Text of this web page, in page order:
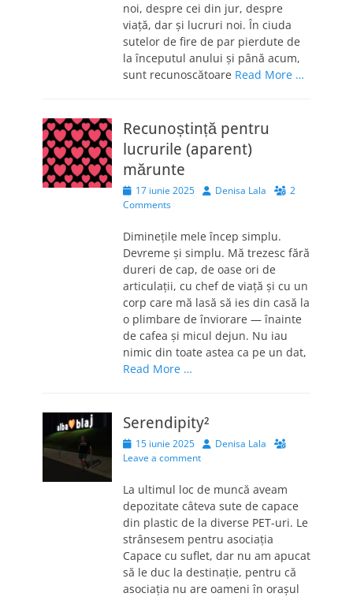
noi, despre cei din jur, despre
viață, dar și lucruri noi. În ciuda
sutelor de fire de par pierdute de
la începutul anului și până acum,
sunt recunoscătoare Read More …
Recunoștință pentru
lucrurile (aparent)
mărunte
Posted
on
17 iunie 2025 AuthorDenisa Lala
2
Comments
Diminețile mele încep simplu.
Devreme și simplu. Mă trezesc fără
dureri de cap, de oase ori de
articulații, cu chef de viață și cu un
corp care mă lasă să ies din casă la
o plimbare de înviorare — înainte
de cafea și micul dejun. Nu iau
nimic din toate astea ca pe un dat,
Read More …
Serendipity²
Posted
on
15 iunie 2025 AuthorDenisa Lala
Leave a comment
La ultimul loc de muncă aveam
depozitate câteva sute de capace
din plastic de la diverse PET-uri. Le
strânsesem pentru asociația
Capace cu suflet, dar nu am apucat
să le duc la destinație, pentru că
asociația nu are oameni în orașul